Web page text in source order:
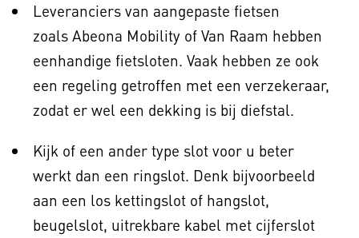
Leveranciers van aangepaste fietsen
zoals Abeona Mobility of Van Raam hebben
eenhandige fietsloten. Vaak hebben ze ook
een regeling getroffen met een verzekeraar,
zodat er wel een dekking is bij diefstal.
Kijk of een ander type slot voor u beter
werkt dan een ringslot. Denk bijvoorbeeld
aan een los kettingslot of hangslot,
beugelslot, uitrekbare kabel met cijferslot